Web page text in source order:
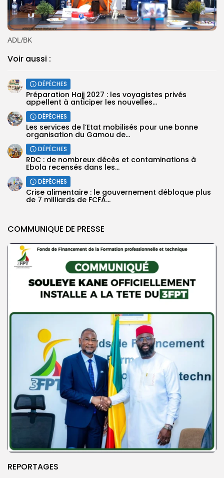
COMMUNIQUE DE PRESSE
REPORTAGES
ADL/BK
Voir aussi :
DÉPÊCHES
Préparation Hajj 2027 : les voyagistes privés
appellent à anticiper les nouvelles...
DÉPÊCHES
Les services de l’Etat mobilisés pour une bonne
organisation du Gamou de...
DÉPÊCHES
RDC : de nombreux décès et contaminations à
Ebola recensés dans les...
DÉPÊCHES
Crise alimentaire : le gouvernement débloque plus
de 7 milliards de FCFA...